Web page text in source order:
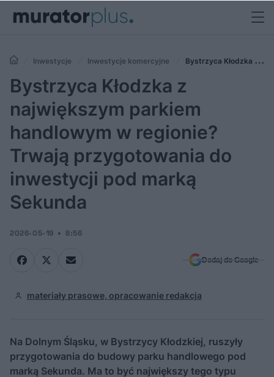
Inwestycje Inwestycje komercyjne
Bystrzyca Kłodzka z
największym parkiem handlowym w regionie? Trwają przygotowania
do inwestycji pod marką Sekunda
Bystrzyca Kłodzka z
największym parkiem
handlowym w regionie?
Trwają przygotowania do
inwestycji pod marką
Sekunda
2026-05-19 8:56
Dodaj do Google
materiały prasowe, opracowanie redakcja
Na Dolnym Śląsku, w Bystrzycy Kłodzkiej, ruszyły
przygotowania do budowy parku handlowego pod
marką Sekunda. Ma to być największy tego typu